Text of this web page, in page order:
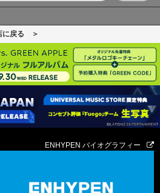
に戻る ＞
ENHYPEN バイオグラフィー